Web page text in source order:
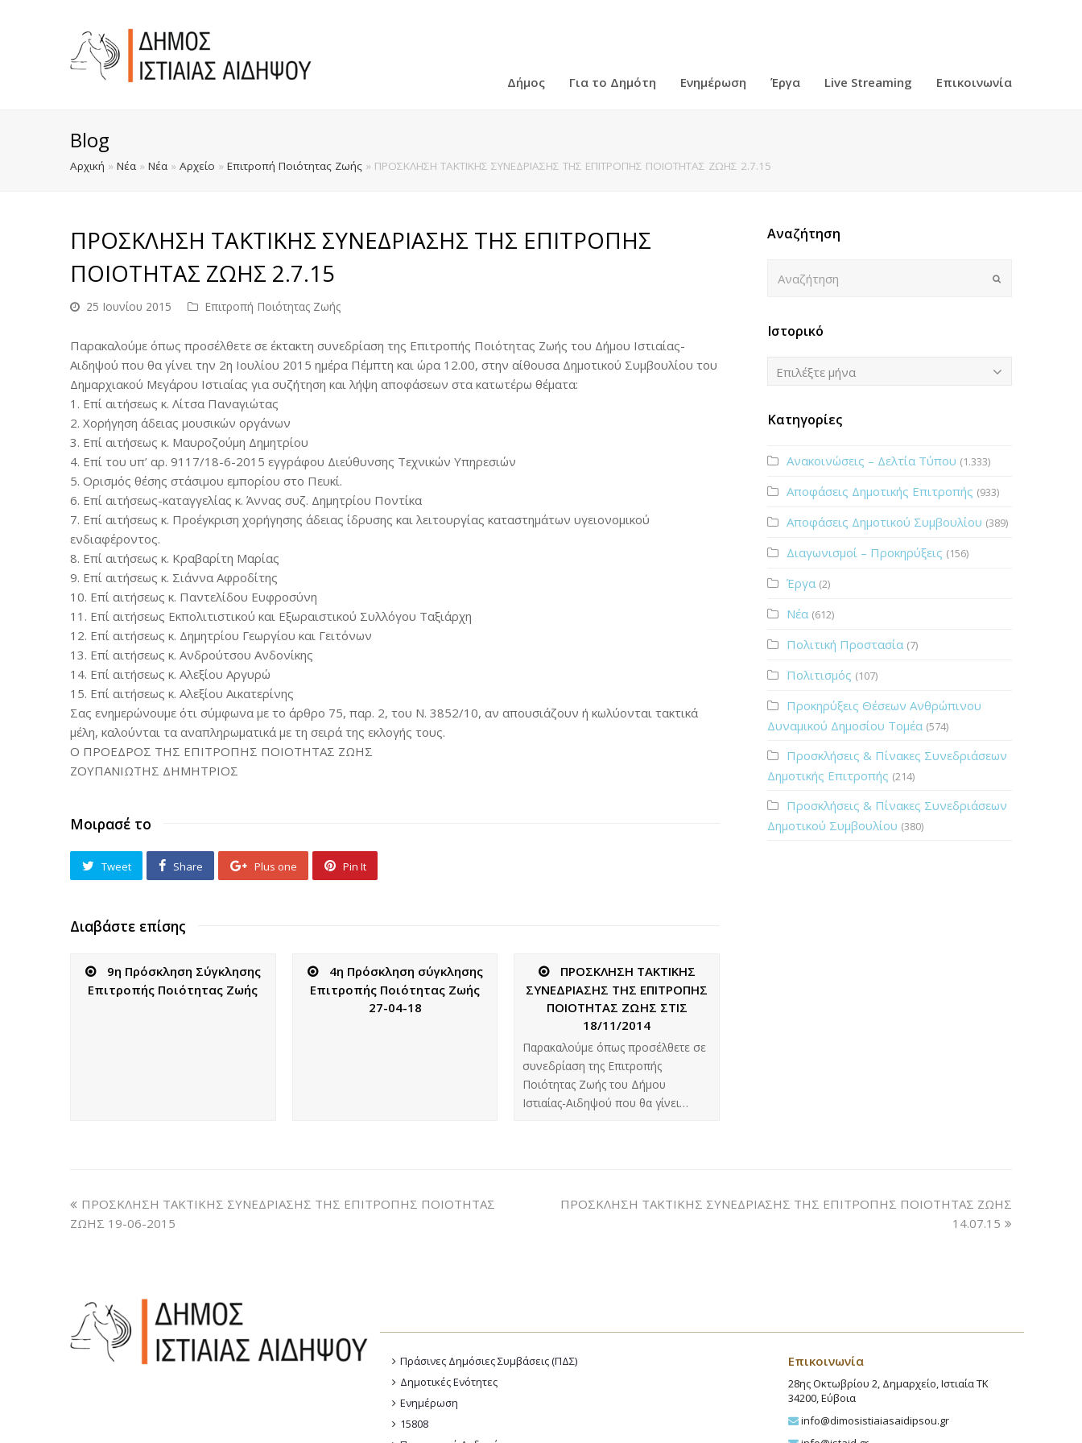
Δήμος Για το Δημότη Ενημέρωση Έργα Live Streaming Επικοινωνία
Blog
Αρχική » Νέα » Νέα » Αρχείο » Επιτροπή Ποιότητας Ζωής » ΠΡΟΣΚΛΗΣΗ ΤΑΚΤΙΚΗΣ ΣΥΝΕΔΡΙΑΣΗΣ ΤΗΣ ΕΠΙΤΡΟΠΗΣ ΠΟΙΟΤΗΤΑΣ ΖΩΗΣ 2.7.15
ΠΡΟΣΚΛΗΣΗ ΤΑΚΤΙΚΗΣ ΣΥΝΕΔΡΙΑΣΗΣ ΤΗΣ ΕΠΙΤΡΟΠΗΣ
ΠΟΙΟΤΗΤΑΣ ΖΩΗΣ 2.7.15
25 Ιουνίου 2015 Επιτροπή Ποιότητας Ζωής
Παρακαλούμε όπως προσέλθετε σε έκτακτη συνεδρίαση της Επιτροπής Ποιότητας Ζωής του Δήμου Ιστιαίας-
Αιδηψού που θα γίνει την 2η Ιουλίου 2015 ημέρα Πέμπτη και ώρα 12.00, στην αίθουσα Δημοτικού Συμβουλίου του
Δημαρχιακού Μεγάρου Ιστιαίας για συζήτηση και λήψη αποφάσεων στα κατωτέρω θέματα:
1. Επί αιτήσεως κ. Λίτσα Παναγιώτας
2. Χορήγηση άδειας μουσικών οργάνων
3. Επί αιτήσεως κ. Μαυροζούμη Δημητρίου
4. Επί του υπ’ αρ. 9117/18-6-2015 εγγράφου Διεύθυνσης Τεχνικών Υπηρεσιών
5. Ορισμός θέσης στάσιμου εμπορίου στο Πευκί.
6. Επί αιτήσεως-καταγγελίας κ. Άννας συζ. Δημητρίου Ποντίκα
7. Επί αιτήσεως κ. Προέγκριση χορήγησης άδειας ίδρυσης και λειτουργίας καταστημάτων υγειονομικού
ενδιαφέροντος.
8. Επί αιτήσεως κ. Κραβαρίτη Μαρίας
9. Επί αιτήσεως κ. Σιάννα Αφροδίτης
10. Επί αιτήσεως κ. Παντελίδου Ευφροσύνη
11. Επί αιτήσεως Εκπολιτιστικού και Εξωραιστικού Συλλόγου Ταξιάρχη
12. Επί αιτήσεως κ. Δημητρίου Γεωργίου και Γειτόνων
13. Επί αιτήσεως κ. Ανδρούτσου Ανδονίκης
14. Επί αιτήσεως κ. Αλεξίου Αργυρώ
15. Επί αιτήσεως κ. Αλεξίου Αικατερίνης
Σας ενημερώνουμε ότι σύμφωνα με το άρθρο 75, παρ. 2, του N. 3852/10, αν απουσιάζουν ή κωλύονται τακτικά
μέλη, καλούνται τα αναπληρωματικά με τη σειρά της εκλογής τους.
Ο ΠΡΟΕΔΡΟΣ ΤΗΣ ΕΠΙΤΡΟΠΗΣ ΠΟΙΟΤΗΤΑΣ ΖΩΗΣ
ΖΟΥΠΑΝΙΩΤΗΣ ΔΗΜΗΤΡΙΟΣ
Μοιρασέ το
Tweet Share Plus one Pin It
Διαβάστε επίσης
9η Πρόσκληση Σύγκλησης
Επιτροπής Ποιότητας Ζωής
4η Πρόσκληση σύγκλησης
Επιτροπής Ποιότητας Ζωής
27-04-18
ΠΡΟΣΚΛΗΣΗ ΤΑΚΤΙΚΗΣ
ΣΥΝΕΔΡΙΑΣΗΣ ΤΗΣ ΕΠΙΤΡΟΠΗΣ
ΠΟΙΟΤΗΤΑΣ ΖΩΗΣ ΣΤΙΣ
18/11/2014
Παρακαλούμε όπως προσέλθετε σε
συνεδρίαση της Επιτροπής
Ποιότητας Ζωής του Δήμου
Ιστιαίας-Αιδηψού που θα γίνει…
Αναζήτηση
Ιστορικό
Ιστορικό
Επιλέξτε μήνα
Κατηγορίες
Ανακοινώσεις – Δελτία Τύπου (1.333)
Αποφάσεις Δημοτικής Επιτροπής (933)
Αποφάσεις Δημοτικού Συμβουλίου (389)
Διαγωνισμοί – Προκηρύξεις (156)
Έργα (2)
Νέα (612)
Πολιτική Προστασία (7)
Πολιτισμός (107)
Προκηρύξεις Θέσεων Ανθρώπινου
Δυναμικού Δημοσίου Τομέα (574)
Προσκλήσεις & Πίνακες Συνεδριάσεων
Δημοτικής Επιτροπής (214)
Προσκλήσεις & Πίνακες Συνεδριάσεων
Δημοτικού Συμβουλίου (380)
ΠΡΟΣΚΛΗΣΗ ΤΑΚΤΙΚΗΣ ΣΥΝΕΔΡΙΑΣΗΣ ΤΗΣ ΕΠΙΤΡΟΠΗΣ ΠΟΙΟΤΗΤΑΣ
ΖΩΗΣ 19-06-2015
ΠΡΟΣΚΛΗΣΗ ΤΑΚΤΙΚΗΣ ΣΥΝΕΔΡΙΑΣΗΣ ΤΗΣ ΕΠΙΤΡΟΠΗΣ ΠΟΙΟΤΗΤΑΣ ΖΩΗΣ
14.07.15
Πράσινες Δημόσιες Συμβάσεις (ΠΔΣ)
Δημοτικές Ενότητες
Ενημέρωση
15808
Επικοινωνία
28ης Οκτωβρίου 2, Δημαρχείο, Ιστιαία ΤΚ
34200, Εύβοια
info@dimosistiaiasaidipsou.gr